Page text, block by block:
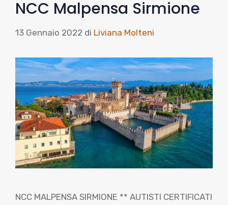
NCC Malpensa Sirmione
13 Gennaio 2022 di Liviana Molteni
NCC MALPENSA SIRMIONE ** AUTISTI CERTIFICATI